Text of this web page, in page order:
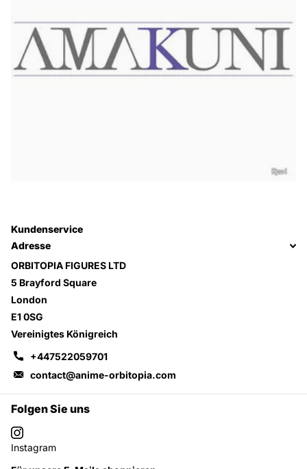
Kundenservice
Adresse
ORBITOPIA FIGURES LTD
5 Brayford Square
London
E1 0SG
Vereinigtes Königreich
+447522059701
contact@anime-orbitopia.com
Folgen Sie uns
Instagram